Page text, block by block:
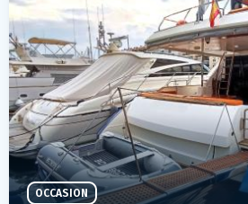
OCCASION